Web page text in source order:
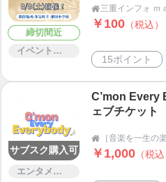
締切間近
イベント・セミナー・交流会

￥100 （税込）
15ポイント
サブスク購入可
エンタメ・コンサート
C’mon Every
ェブチケット

￥1,000 （税込